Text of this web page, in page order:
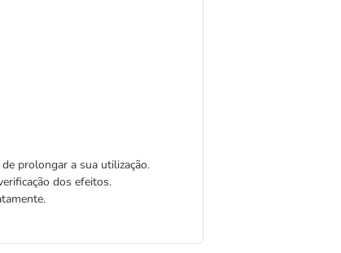
prolongar a sua utilização.
dos efeitos.